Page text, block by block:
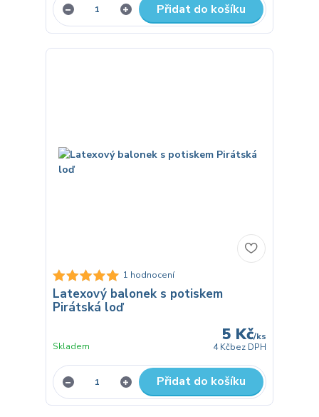
Přidat do košíku
1 hodnocení
Latexový balonek s potiskem
Pirátská loď
5 Kč/ks
4 Kčbez DPH
Skladem
Přidat do košíku